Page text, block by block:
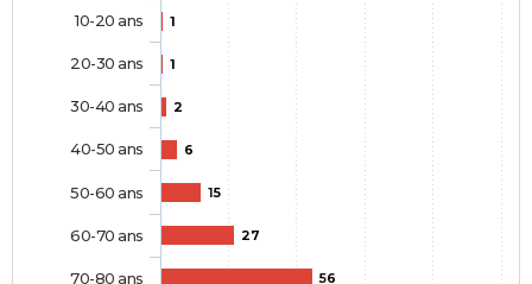
1
1
2
6
15
27
56
10-20 ans
20-30 ans
30-40 ans
40-50 ans
50-60 ans
60-70 ans
70-80 ans